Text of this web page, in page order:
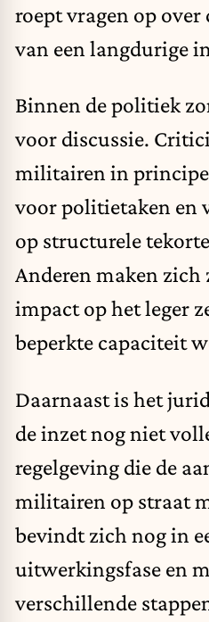
roept vragen op
van een langdurige
Binnen de politiek
voor discussie.
militairen in
voor politietaken en
op structurele
Anderen maken zich
impact op het leger
beperkte capaciteit
Daarnaast is het
de inzet nog niet
regelgeving die de
militairen op straat
bevindt zich nog in
uitwerkingsfase en
verschillende